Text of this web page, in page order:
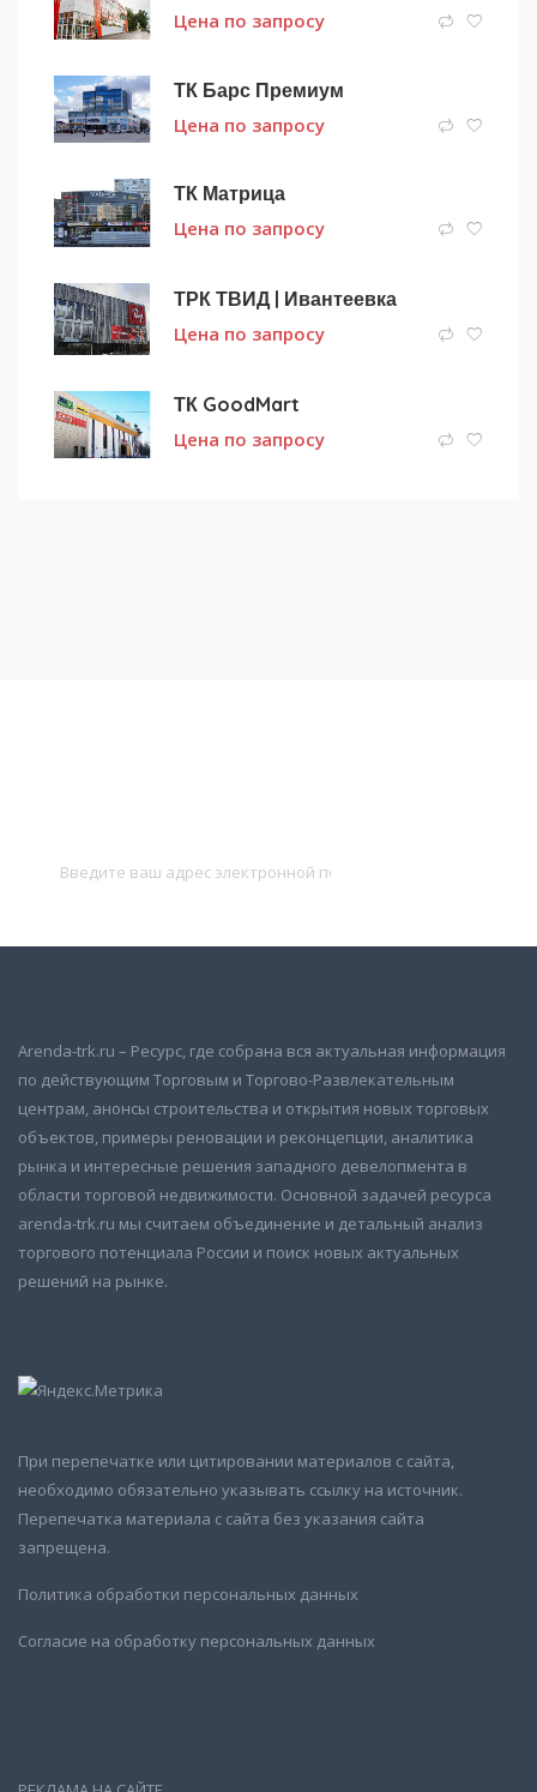
Цена по запросу
ТК Барс Премиум
Цена по запросу
ТК Матрица
Цена по запросу
ТРК ТВИД | Ивантеевка
Цена по запросу
ТК GoodMart
Цена по запросу
Arenda-trk.ru – Ресурс, где собрана вся актуальная информация
по действующим Торговым и Торгово-Развлекательным
центрам, анонсы строительства и открытия новых торговых
объектов, примеры реновации и реконцепции, аналитика
рынка и интересные решения западного девелопмента в
области торговой недвижимости. Основной задачей ресурса
arenda-trk.ru мы считаем объединение и детальный анализ
торгового потенциала России и поиск новых актуальных
решений на рынке.
При перепечатке или цитировании материалов с сайта,
необходимо обязательно указывать ссылку на источник.
Перепечатка материала с сайта без указания сайта
запрещена.
Политика обработки персональных данных
Согласие на обработку персональных данных